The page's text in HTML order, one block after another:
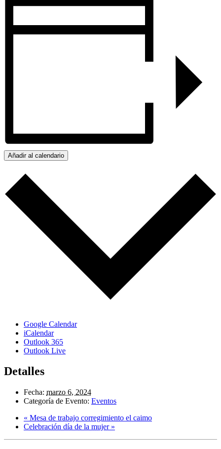
Añadir al calendario
Google Calendar
iCalendar
Outlook 365
Outlook Live
Detalles
Fecha: marzo 6, 2024
Categoría de Evento: Eventos
« Mesa de trabajo corregimiento el caimo
Celebración día de la mujer »